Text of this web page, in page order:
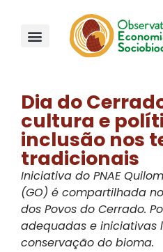
Dia do
cultura e
inclusão nos
tradicionais
Iniciativa do PNAE
(GO) é compartilhada no
dos Povos do Cerrado.
adequadas e iniciativas
conservação do bioma.